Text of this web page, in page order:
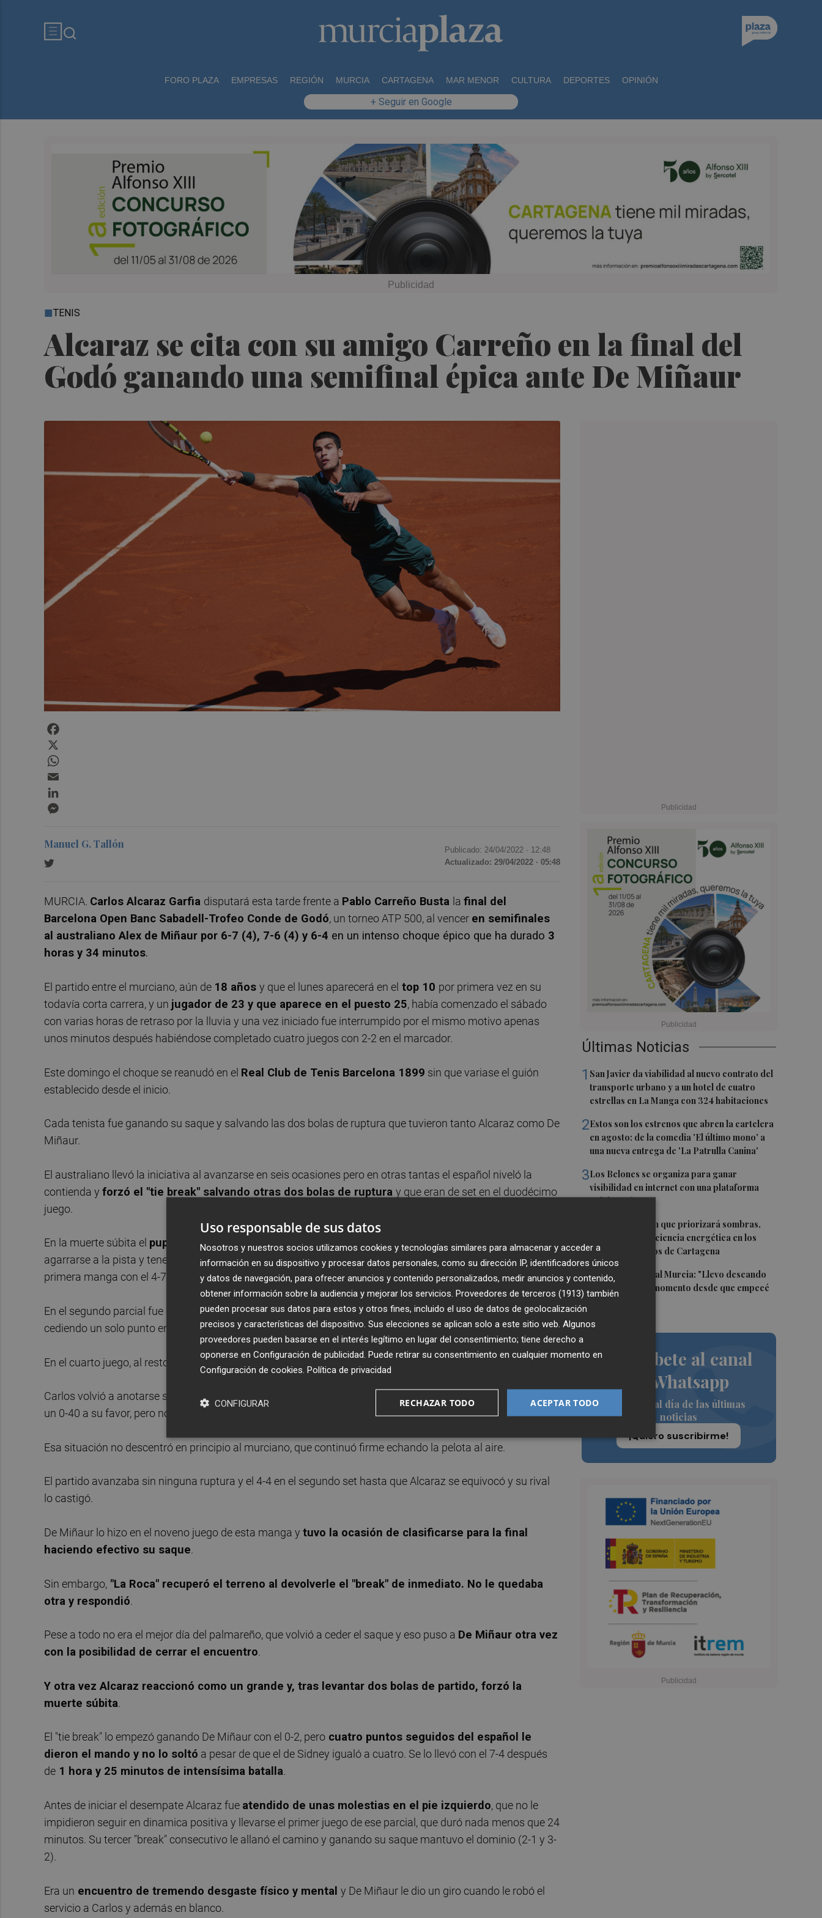
FORO PLAZA EMPRESAS REGIÓN MURCIA CARTAGENA MAR MENOR CULTURA DEPORTES OPINIÓN
+ Seguir en Google
Alcaraz se cita con su amigo Carreño en la final del
Godó ganando una semifinal épica ante De Miñaur
TENIS
Últimas Noticias
1 San Javier da viabilidad al nuevo contrato del
transporte urbano y a un hotel de cuatro
estrellas en La Manga con 324 habitaciones
2Estos son los estrenos que abren la cartelera
en agosto: de la comedia 'El último mono' a
una nueva entrega de 'La Patrulla Canina'
3Los Belones se organiza para ganar
visibilidad en internet con una plataforma
colaborativa
Luz verde al plan que priorizará sombras,
aislamiento y eficiencia energética en los
colegios públicos de Cartagena
5Mounir, en el Real Murcia: "Llevo deseando
que llegue este momento desde que empecé
Suscríbete al canal
de Whatsapp
Siempre al día de las últimas
noticias
¡Quiero suscribirme!
Manuel G. Tallón Publicado: 24/04/2022 · 12:48
Actualizado: 29/04/2022 · 05:48
MURCIA. Carlos Alcaraz Garfia disputará esta tarde frente a Pablo Carreño Busta la final del
Barcelona Open Banc Sabadell-Trofeo Conde de Godó, un torneo ATP 500, al vencer en semifinales
al australiano Alex de Miñaur por 6-7 (4), 7-6 (4) y 6-4 en un intenso choque épico que ha durado 3
horas y 34 minutos.
El partido entre el murciano, aún de 18 años y que el lunes aparecerá en el top 10 por primera vez en su
todavía corta carrera, y un jugador de 23 y que aparece en el puesto 25, había comenzado el sábado
con varias horas de retraso por la lluvia y una vez iniciado fue interrumpido por el mismo motivo apenas
unos minutos después habiéndose completado cuatro juegos con 2-2 en el marcador.
Este domingo el choque se reanudó en el Real Club de Tenis Barcelona 1899 sin que variase el guión
establecido desde el inicio.
Cada tenista fue ganando su saque y salvando las dos bolas de ruptura que tuvieron tanto Alcaraz como De
Miñaur.
El australiano llevó la iniciativa al avanzarse en seis ocasiones pero en otras tantas el español niveló la
contienda y forzó el "tie break" salvando otras dos bolas de ruptura y que eran de set en el duodécimo
juego.
En la muerte súbita el pupilo de Juan Carlos Ferrero siguió yendo a remolque (1-4 y 2-5) y, pese a
agarrarse a la pista y tener el saque para igualar a 5, finalmente salió airoso el oceánico, que se llevó la
primera manga con el 4-7 después de1 hora y 2 minutos en dos tramos.
En el segundo parcial fue el de El Palmar el que comenzó sirviendo y el que llevó la iniciativa con seguridad y
cediendo un solo punto en sus dos primeros saques de esta manga.
En el cuarto juego, al resto, tuvo la opción del "break" pero no la aprovechó.
Carlos volvió a anotarse su saque y en la siguiente ocasión en la que esperó la llegada de la bola dispuso de
un 0-40 a su favor, pero no remató y perdió un 4-2 que parecía cantado.
Esa situación no descentró en principio al murciano, que continuó firme echando la pelota al aire.
El partido avanzaba sin ninguna ruptura y el 4-4 en el segundo set hasta que Alcaraz se equivocó y su rival
lo castigó.
De Miñaur lo hizo en el noveno juego de esta manga y tuvo la ocasión de clasificarse para la final
haciendo efectivo su saque.
Sin embargo, "La Roca" recuperó el terreno al devolverle el "break" de inmediato. No le quedaba
otra y respondió.
Pese a todo no era el mejor día del palmareño, que volvió a ceder el saque y eso puso a De Miñaur otra vez
con la posibilidad de cerrar el encuentro.
Y otra vez Alcaraz reaccionó como un grande y, tras levantar dos bolas de partido, forzó la
muerte súbita.
El "tie break" lo empezó ganando De Miñaur con el 0-2, pero cuatro puntos seguidos del español le
dieron el mando y no lo soltó a pesar de que el de Sidney igualó a cuatro. Se lo llevó con el 7-4 después
de 1 hora y 25 minutos de intensísima batalla.
Antes de iniciar el desempate Alcaraz fue atendido de unas molestias en el pie izquierdo, que no le
impidieron seguir en dinamica positiva y llevarse el primer juego de ese parcial, que duró nada menos que 24
minutos. Su tercer "break" consecutivo le allanó el camino y ganando su saque mantuvo el dominio (2-1 y 3-
2).
Era un encuentro de tremendo desgaste físico y mental y De Miñaur le dio un giro cuando le robó el
servicio a Carlos y además en blanco.
Uso responsable de sus datos
Nosotros y nuestros socios utilizamos cookies y tecnologías similares para almacenar y acceder a
información en su dispositivo y procesar datos personales, como su dirección IP, identificadores únicos
y datos de navegación, para ofrecer anuncios y contenido personalizados, medir anuncios y contenido,
obtener información sobre la audiencia y mejorar los servicios. Proveedores de terceros (1913) también
pueden procesar sus datos para estos y otros fines, incluido el uso de datos de geolocalización
precisos y características del dispositivo. Sus elecciones se aplican solo a este sitio web. Algunos
proveedores pueden basarse en el interés legítimo en lugar del consentimiento; tiene derecho a
oponerse en Configuración de publicidad . Puede retirar su consentimiento en cualquier momento en
Configuración de cookies Política de privacidad
ACEPTAR TODO
RECHAZAR TODO
CONFIGURAR